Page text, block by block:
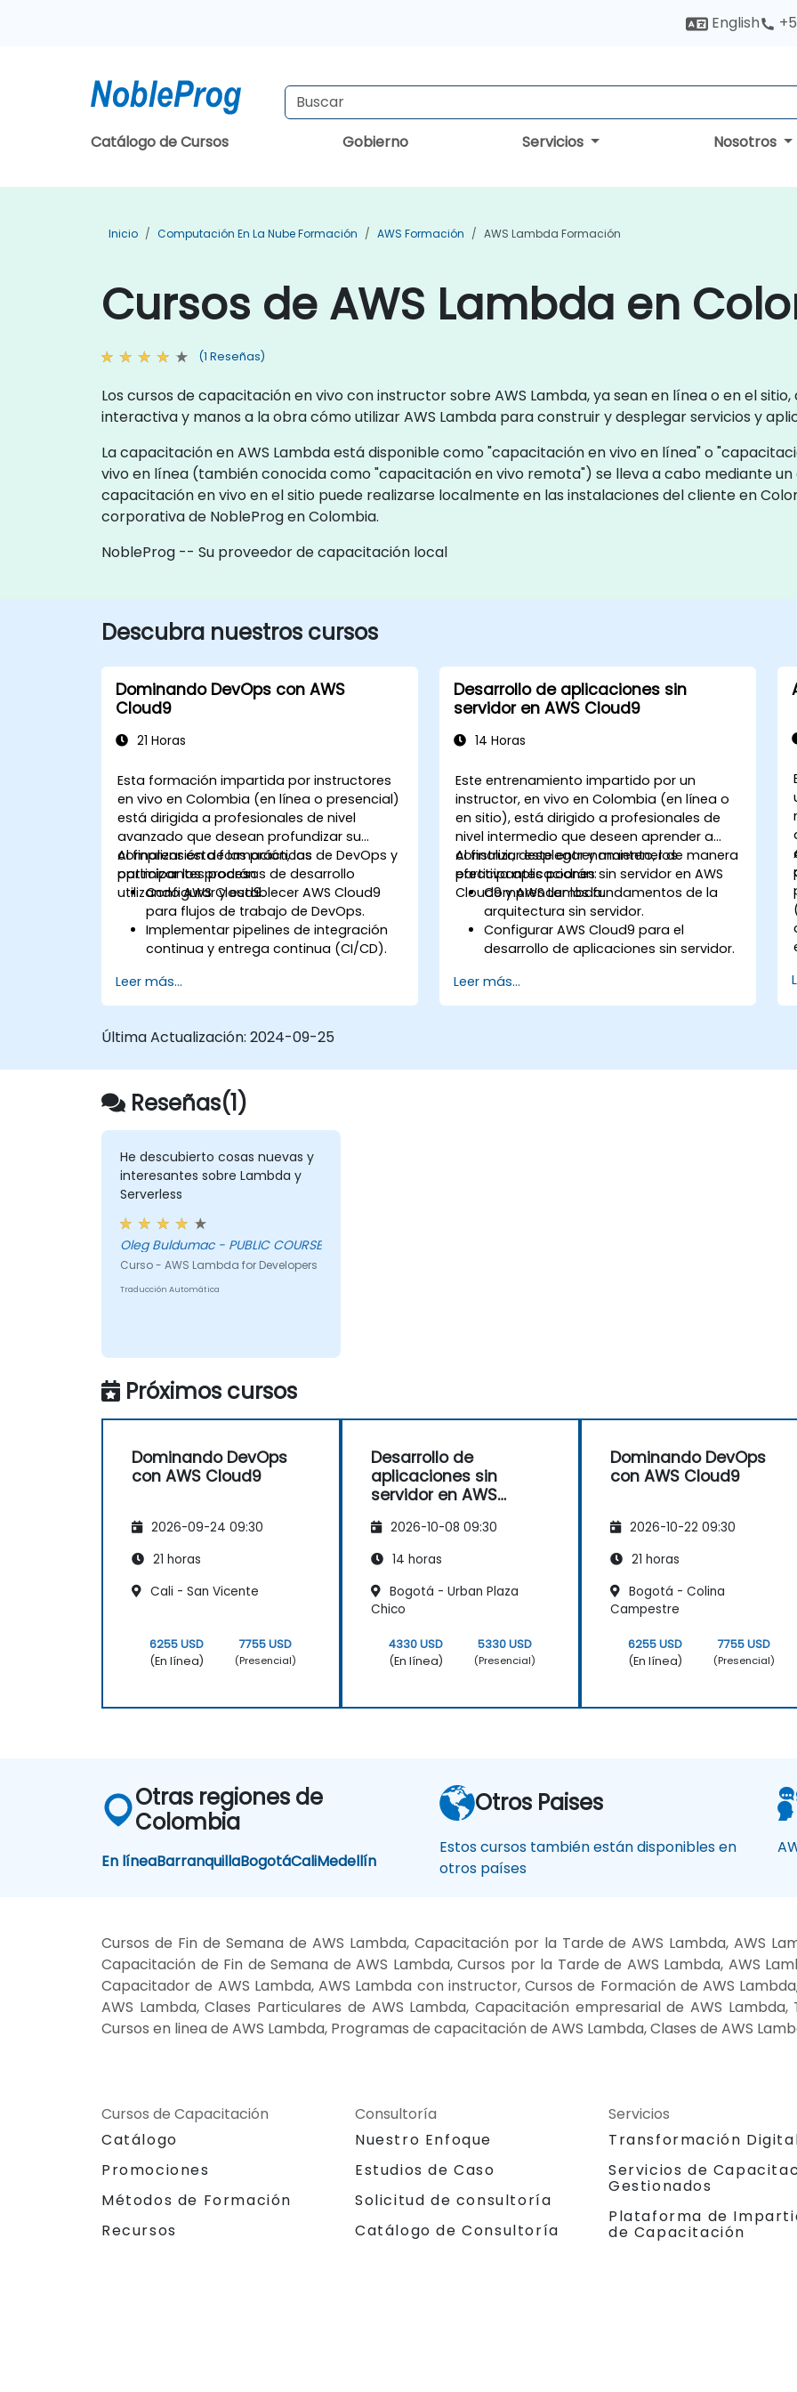
English
Catálogo de Cursos Gobierno Servicios Nosotros
Inicio Computación En La Nube Formación AWS Formación AWS Lambda Formación
Cursos de AWS Lambda en
(1 Reseñas)
Los cursos de capacitación en vivo con instructor sobre AWS Lambda, ya sean en línea o en el
interactiva y manos a la obra cómo utilizar AWS Lambda para construir y desplegar servicios y
La capacitación en AWS Lambda está disponible como "capacitación en vivo en línea" o
vivo en línea (también conocida como "capacitación en vivo remota") se lleva a cabo mediante un
capacitación en vivo en el sitio puede realizarse localmente en las instalaciones del cliente en
corporativa de NobleProg en Colombia.
NobleProg -- Su proveedor de capacitación local
Descubra nuestros cursos
Dominando DevOps con AWS
Cloud9
21 Horas
Esta formación impartida por instructores
en vivo en Colombia (en línea o presencial)
está dirigida a profesionales de nivel
avanzado que desean profundizar su
comprensión de las prácticas de DevOps y
optimizar los procesos de desarrollo
utilizando AWS Cloud9.
Al finalizar esta formación, los
participantes podrán:
Configurar y establecer AWS Cloud9
para flujos de trabajo de DevOps.
Implementar pipelines de integración
continua y entrega continua (CI/CD).
monitoreo y despliegue utilizando AWS
Cloud9.
Lambda, EC2 y S3 en los flujos de
versiones como GitHub o GitLab dentro
de AWS Cloud9.
Leer más...
Desarrollo de aplicaciones sin
servidor en AWS Cloud9
14 Horas
Este entrenamiento impartido por un
instructor, en vivo en Colombia (en línea o
en sitio), está dirigido a profesionales de
nivel intermedio que deseen aprender a
construir, desplegar y mantener de manera
efectiva aplicaciones sin servidor en AWS
Cloud9 y AWS Lambda.
Al finalizar este entrenamiento, los
participantes podrán:
Comprender los fundamentos de la
arquitectura sin servidor.
Configurar AWS Cloud9 para el
desarrollo de aplicaciones sin servidor.
aplicaciones sin servidor utilizando
AWS Lambda.
Leer más...
Última Actualización: 2024-09-25
Reseñas(1)
He descubierto cosas nuevas y
interesantes sobre Lambda y
Serverless
Oleg Buldumac - PUBLIC COURSE
Curso - AWS Lambda for Developers
Traducción Automática
Próximos cursos
Dominando DevOps
con AWS Cloud9
2026-09-24 09:30
21 horas
Cali - San Vicente
6255 USD
(En línea)
7755 USD
(Presencial)
Desarrollo de
aplicaciones sin
servidor en AWS
2026-10-08 09:30
14 horas
Bogotá - Urban Plaza
Chico
4330 USD
(En línea)
5330 USD
(Presencial)
Dominando DevOps
con AWS Cloud9
2026-10-22 09:30
21 horas
Bogotá - Colina
Campestre
6255 USD
(En línea)
7755 USD
(Presencial)
Otras regiones de
Colombia
En líneaBarranquillaBogotáCaliMedellín
Otros Paises
Estos cursos también están disponibles en
otros países
Cursos de Fin de Semana de AWS Lambda, Capacitación por la Tarde de AWS Lambda, AWS
Capacitación de Fin de Semana de AWS Lambda, Cursos por la Tarde de AWS Lambda, AWS
Capacitador de AWS Lambda, AWS Lambda con instructor, Cursos de Formación de AWS
AWS Lambda, Clases Particulares de AWS Lambda, Capacitación empresarial de AWS
Cursos en linea de AWS Lambda, Programas de capacitación de AWS Lambda, Clases de AWS
Cursos de Capacitación
Catálogo
Promociones
Métodos de Formación
Recursos
Consultoría
Nuestro Enfoque
Estudios de Caso
Solicitud de consultoría
Catálogo de Consultoría
Servicios
Transformación
Servicios de
Gestionados
Plataforma de
de Capacitación